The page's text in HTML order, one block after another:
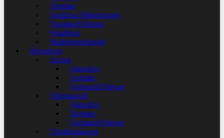
Termine
Amtliche Mitteilungen
Vorstand/Obleute
Waidblatt
Waldjugendspiele
Hegeringe
Achim
Aktuelles
Termine
Vorstand/Obleute
Allermarsch
Aktuelles
Termine
Vorstand/Obleute
Thedinghausen